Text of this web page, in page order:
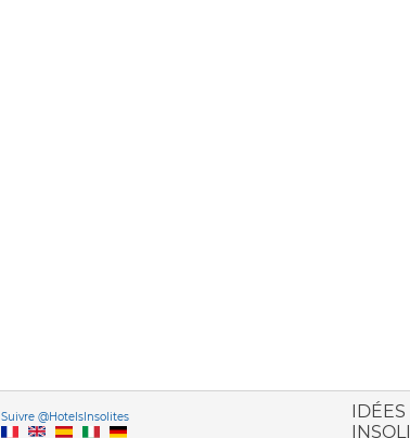
Suivre @HotelsInsolitesVersione